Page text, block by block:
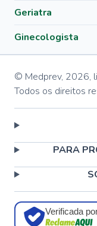
Geriatra
Ginecologista
© Medprev, 2026,
Todos os direitos
PARA
Verificada